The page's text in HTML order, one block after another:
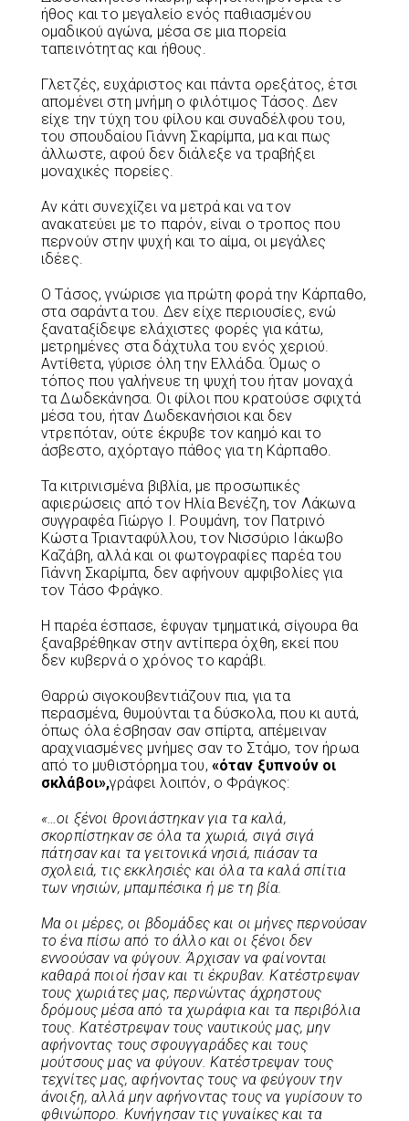
ήθος και το μεγαλείο ενός παθιασμένου
ομαδικού αγώνα, μέσα σε μια πορεία
ταπεινότητας και ήθους.
Γλετζές, ευχάριστος και πάντα ορεξάτος, έτσι
απομένει στη μνήμη ο φιλότιμος Τάσος. Δεν
είχε την τύχη του φίλου και συναδέλφου του,
του σπουδαίου Γιάννη Σκαρίμπα, μα και πως
άλλωστε, αφού δεν διάλεξε να τραβήξει
μοναχικές πορείες.
Αν κάτι συνεχίζει να μετρά και να τον
ανακατεύει με το παρόν, είναι ο τροπος που
περνούν στην ψυχή και το αίμα, οι μεγάλες
ιδέες.
Ο Τάσος, γνώρισε για πρώτη φορά την Κάρπαθο,
στα σαράντα του. Δεν είχε περιουσίες, ενώ
ξαναταξίδεψε ελάχιστες φορές για κάτω,
μετρημένες στα δάχτυλα του ενός χεριού.
Αντίθετα, γύρισε όλη την Ελλάδα. Όμως ο
τόπος που γαλήνευε τη ψυχή του ήταν μοναχά
τα Δωδεκάνησα. Οι φίλοι που κρατούσε σφιχτά
μέσα του, ήταν Δωδεκανήσιοι και δεν
ντρεπόταν, ούτε έκρυβε τον καημό και το
άσβεστο, αχόρταγο πάθος για τη Κάρπαθο.
Τα κιτρινισμένα βιβλία, με προσωπικές
αφιερώσεις από τον Ηλία Βενέζη, τον Λάκωνα
συγγραφέα Γιώργο Ι. Ρουμάνη, τον Πατρινό
Κώστα Τριανταφύλλου, τον Νισσύριο Ιάκωβο
Καζάβη, αλλά και οι φωτογραφίες παρέα του
Γιάννη Σκαρίμπα, δεν αφήνουν αμφιβολίες για
τον Τάσο Φράγκο.
Η παρέα έσπασε, έφυγαν τμηματικά, σίγουρα θα
ξαναβρέθηκαν στην αντίπερα όχθη, εκεί που
δεν κυβερνά ο χρόνος το καράβι.
Θαρρώ σιγοκουβεντιάζουν πια, για τα
περασμένα, θυμούνται τα δύσκολα, που κι αυτά,
όπως όλα έσβησαν σαν σπίρτα, απέμειναν
αραχνιασμένες μνήμες σαν το Στάμο, τον ήρωα
από το μυθιστόρημα του, «όταν ξυπνούν οι
σκλάβοι»,γράφει λοιπόν, ο Φράγκος:
«…οι ξένοι θρονιάστηκαν για τα καλά,
σκορπίστηκαν σε όλα τα χωριά, σιγά σιγά
πάτησαν και τα γειτονικά νησιά, πιάσαν τα
σχολειά, τις εκκλησιές και όλα τα καλά σπίτια
των νησιών, μπαμπέσικα ή με τη βία.
Μα οι μέρες, οι βδομάδες και οι μήνες περνούσαν
το ένα πίσω από το άλλο και οι ξένοι δεν
εννοούσαν να φύγουν. Άρχισαν να φαίνονται
καθαρά ποιοί ήσαν και τι έκρυβαν. Κατέστρεψαν
τους χωριάτες μας, περνώντας άχρηστους
δρόμους μέσα από τα χωράφια και τα περιβόλια
τους. Κατέστρεψαν τους ναυτικούς μας, μην
αφήνοντας τους σφουγγαράδες και τους
μούτσους μας να φύγουν. Κατέστρεψαν τους
τεχνίτες μας, αφήνοντας τους να φεύγουν την
άνοιξη, αλλά μην αφήνοντας τους να γυρίσουν το
φθινώπορο. Κυνήγησαν τις γυναίκες και τα